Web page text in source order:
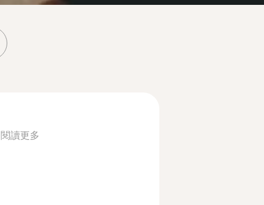
閱讀更多